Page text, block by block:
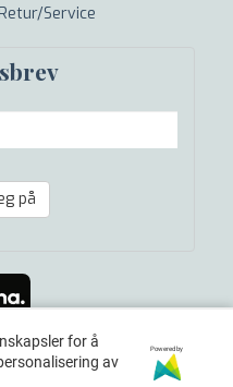
Service
på
for å
av
Powered by